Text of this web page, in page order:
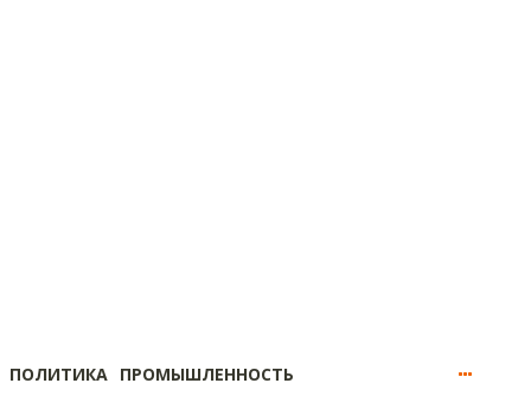
ПОЛИТИКА ПРОМЫШЛЕННОСТЬ